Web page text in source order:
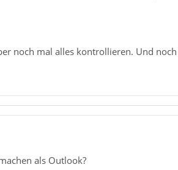
noch mal alles kontrollieren. Und
als Outlook?